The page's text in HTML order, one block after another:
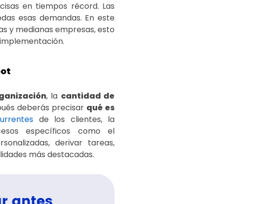
en tiempos récord. Las
esas demandas. En este
y medianas empresas, esto
, la cantidad de
deberás precisar qué es
de los clientes, la
específicos como el
derivar tareas,
más destacadas.